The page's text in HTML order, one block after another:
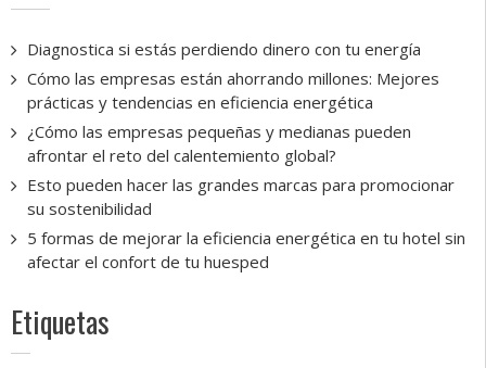
Diagnostica si estás perdiendo dinero con tu energía
Cómo las empresas están ahorrando millones: Mejores
prácticas y tendencias en eficiencia energética
¿Cómo las empresas pequeñas y medianas pueden
afrontar el reto del calentemiento global?
Esto pueden hacer las grandes marcas para promocionar
su sostenibilidad
5 formas de mejorar la eficiencia energética en tu hotel sin
afectar el confort de tu huesped
Etiquetas